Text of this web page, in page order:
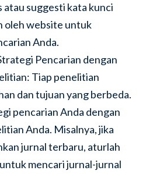
suggesti kata kunci
oleh website untuk
Anda.
Pencarian dengan
Tiap penelitian
dan tujuan yang berbeda.
pencarian Anda dengan
Anda. Misalnya, jika
jurnal terbaru, aturlah
mencari jurnal-jurnal